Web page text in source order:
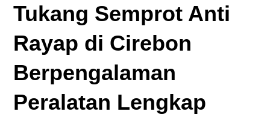
Tukang Semprot Anti
Rayap di Cirebon
Berpengalaman
Peralatan Lengkap